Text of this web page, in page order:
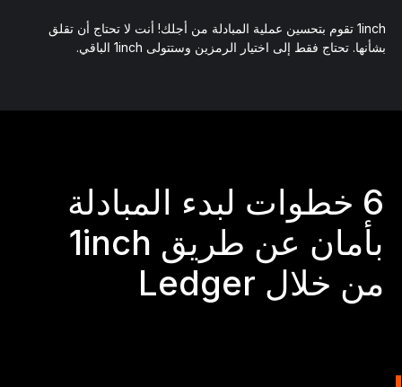
1inch تقوم بتحسين عملية المبادلة من أجلك! أنت لا تحتاج أن تقلق
بشأنها. تحتاج فقط إلى اختيار الرمزين وستتولى 1inch الباقي.
6 خطوات لبدء المبادلة
بأمان عن طريق 1inch
من خلال Ledger